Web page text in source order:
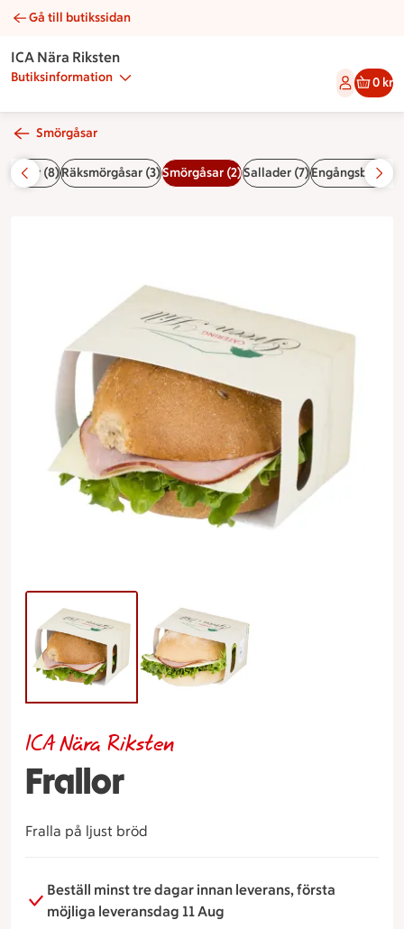
Frallor | Catering ICA Nära Riksten
Gå till butikssidan
ICA Nära Riksten
Butiksinformation 0 kr
Smörgåsar
(8)Räksmörgåsar (3)Smörgåsar (2)Sallader (7)Engångsbestick
Frallor
ICA Nära Riksten
Fralla på ljust bröd
Beställ minst tre dagar innan leverans, första
möjliga leveransdag 11 Aug